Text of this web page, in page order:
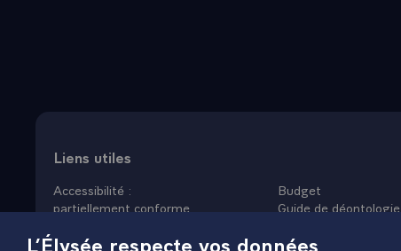
Liens utiles
Accessibilité :
partiellement conforme
Mentions légales
Budget
Guide de déontologie
Plan du site
L’Élysée respecte vos données